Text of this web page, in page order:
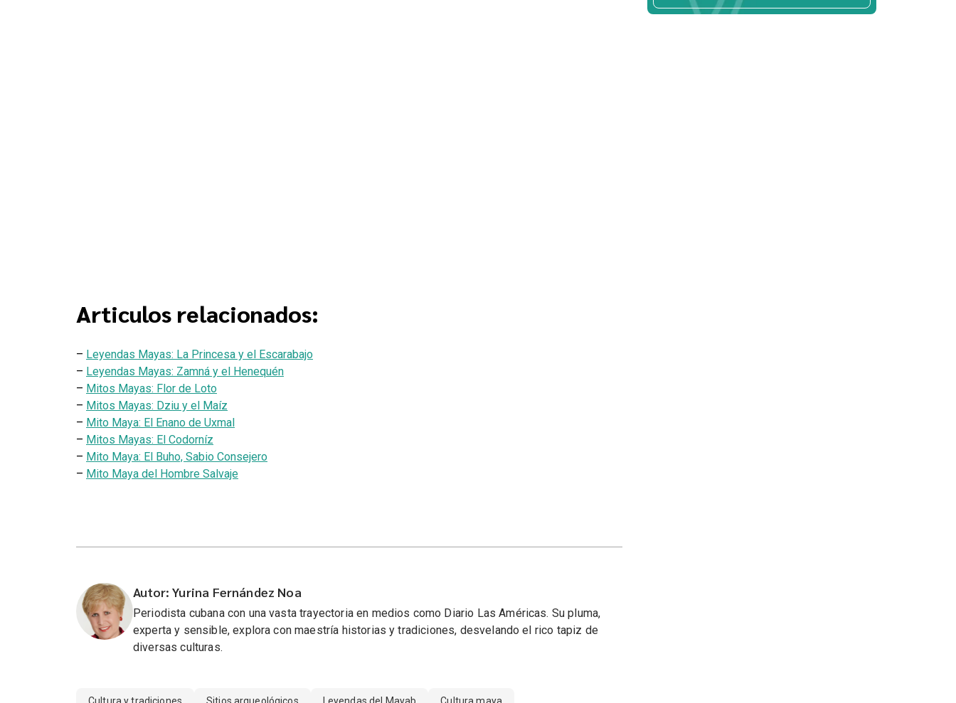
Articulos relacionados:
– Leyendas Mayas: La Princesa y el Escarabajo
– Leyendas Mayas: Zamná y el Henequén
– Mitos Mayas: Flor de Loto
– Mitos Mayas: Dziu y el Maíz
– Mito Maya: El Enano de Uxmal
– Mitos Mayas: El Codorníz
– Mito Maya: El Buho, Sabio Consejero
– Mito Maya del Hombre Salvaje
Autor: Yurina Fernández Noa
Periodista cubana con una vasta trayectoria en medios como Diario Las Américas. Su pluma,
experta y sensible, explora con maestría historias y tradiciones, desvelando el rico tapiz de
diversas culturas.